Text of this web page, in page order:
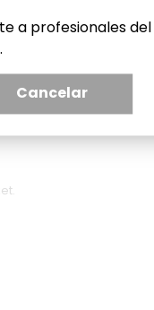
clínico recomendado
a profesionales del
Cancelar